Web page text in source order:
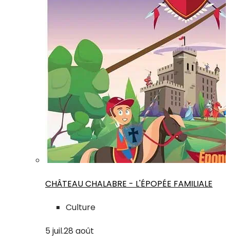
CHÂTEAU CHALABRE - L'ÉPOPÉE FAMILIALE
Culture
5 juil.28 août